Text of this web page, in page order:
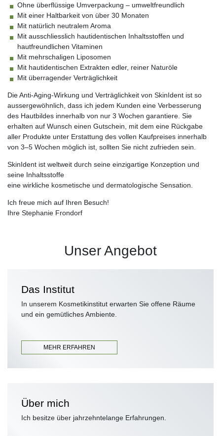
Ohne überflüssige Umverpackung – umweltfreundlich
Mit einer Haltbarkeit von über 30 Monaten
Mit natürlich neutralem Aroma
Mit ausschliesslich hautidentischen Inhaltsstoffen und
hautfreundlichen Vitaminen
Mit mehrschaligen Liposomen
Mit hautidentischen Extrakten edler, reiner Naturöle
Mit überragender Verträglichkeit
Die Anti-Aging-Wirkung und Verträglichkeit von SkinIdent ist so
aussergewöhnlich, dass ich jedem Kunden eine Verbesserung
des Hautbildes innerhalb von nur 3 Wochen garantiere. Sie
erhalten auf Wunsch einen Gutschein, mit dem eine Rückgabe
aller Produkte unter Erstattung des vollen Kaufpreises innerhalb
von 3–5 Wochen möglich ist, sollten Sie nicht zufrieden sein.
SkinIdent ist weltweit durch seine einzigartige Konzeption und
seine Inhaltsstoffe
eine wirkliche kosmetische und dermatologische Sensation.
Ich freue mich auf Ihren Besuch!
Ihre Stephanie Frondorf
Unser Angebot
Das Institut
In unserem Kosmetikinstitut erwarten Sie offene Räume
und ein gemütliches Ambiente.
MEHR ERFAHREN
Über mich
Ich besitze über jahrzehntelange Erfahrungen.